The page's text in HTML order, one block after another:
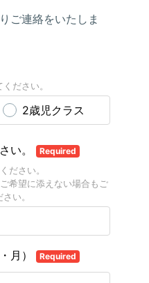
ご連絡をいたしま
ださい。
2歳児クラス
い。 Required
ださい。
希望に添えない場合もご
い。
月） Required